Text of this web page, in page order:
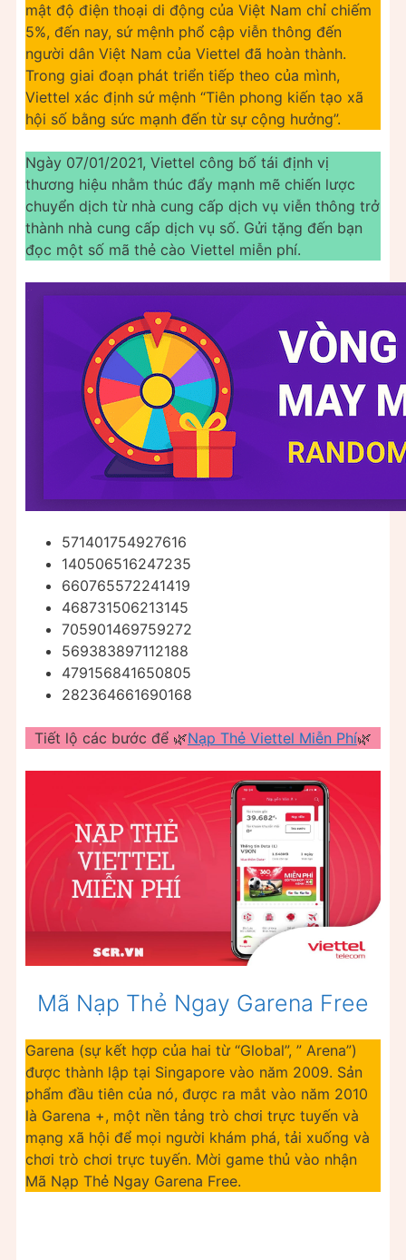
mật độ điện thoại di động của Việt Nam chỉ chiếm
5%, đến nay, sứ mệnh phổ cập viễn thông đến
người dân Việt Nam của Viettel đã hoàn thành.
Trong giai đoạn phát triển tiếp theo của mình,
Viettel xác định sứ mệnh “Tiên phong kiến tạo xã
hội số bằng sức mạnh đến từ sự cộng hưởng”.
Ngày 07/01/2021, Viettel công bố tái định vị
thương hiệu nhằm thúc đẩy mạnh mẽ chiến lược
chuyển dịch từ nhà cung cấp dịch vụ viễn thông trở
thành nhà cung cấp dịch vụ số. Gửi tặng đến bạn
đọc một số mã thẻ cào Viettel miễn phí.
571401754927616
140506516247235
660765572241419
468731506213145
705901469759272
569383897112188
479156841650805
282364661690168
Tiết lộ các bước để 🌿Nạp Thẻ Viettel Miễn Phí🌿
Mã Nạp Thẻ Ngay Garena Free
Garena (sự kết hợp của hai từ “Global”, ” Arena”)
được thành lập tại Singapore vào năm 2009. Sản
phẩm đầu tiên của nó, được ra mắt vào năm 2010
là Garena +, một nền tảng trò chơi trực tuyến và
mạng xã hội để mọi người khám phá, tải xuống và
chơi trò chơi trực tuyến. Mời game thủ vào nhận
Mã Nạp Thẻ Ngay Garena Free.